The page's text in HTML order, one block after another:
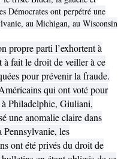
Démocrates ont perpétré une
au Michigan, au Wisconsin
propre parti l’exhortent à
à fait le droit de veiller à ce
pour prévenir la fraude.
qui ont voté pour
Philadelphie, Giuliani,
une anomalie claire dans
Pennsylvanie, les
ont été privés du droit de